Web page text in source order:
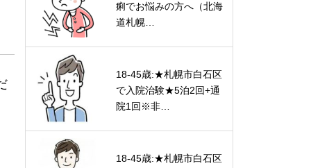
痢でお悩みの方へ（北海
道札幌…
18-45歳:★札幌市白石区
で入院治験★5泊2回+通
院1回※非…
18-45歳:★札幌市白石区